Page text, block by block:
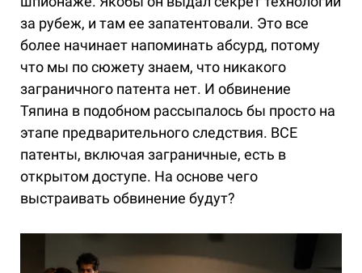
за рубеж, и там ее запатентовали. Это все
более начинает напоминать абсурд, потому
что мы по сюжету знаем, что никакого
заграничного патента нет. И обвинение
Тяпина в подобном рассыпалось бы просто на
этапе предварительного следствия. ВСЕ
патенты, включая заграничные, есть в
открытом доступе. На основе чего
выстраивать обвинение будут?